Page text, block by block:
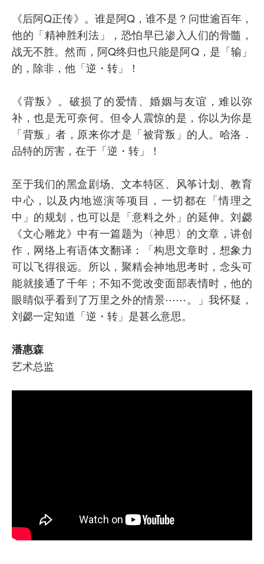
《后阿Q正传》。谁是阿Q，谁不是？问世逾百年，
他的「精神胜利法」，恐怕早已渗入人们的骨髓，
战无不胜。然而，阿Q终归也只能是阿Q，是「输」
的，除非，他「逆・转」！
《背叛》。破损了的爱情、婚姻与友谊，难以弥
补，也是无可奈何。但令人震惊的是，你以为你是
「背叛」者，原来你才是「被背叛」的人。哈洛．
品特的厉害，在于「逆・转」！
至于我们的黑盒剧场、文本特区、风筝计划、教育
中心，以及内地巡演等项目，一切都在「情理之
中」的规划，也可以是「意料之外」的延伸。刘勰
《文心雕龙》中有一篇题为〈神思〉的文章，讲创
作，网络上有语体文翻译：「构思文章时，想象力
可以飞得很远。所以，聚精会神地思考时，念头可
能就接通了千年；不知不觉改变面部表情时，他的
眼睛似乎看到了万里之外的情景⋯⋯。」我怀疑，
刘勰一定知道「逆・转」是甚么意思。
潘惠森
艺术总监